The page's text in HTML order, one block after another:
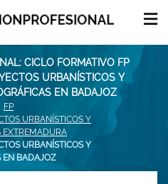
CICLO FORMATIVO FP
URBANÍSTICOS Y
EN BADAJOZ
FP
URBANÍSTICOS Y
EXTREMADURA
URBANÍSTICOS Y
EN BADAJOZ